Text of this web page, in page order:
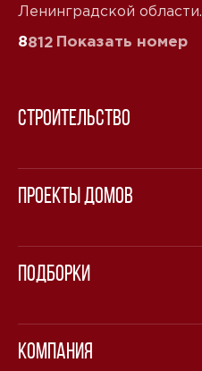
Ленинградской области.
8812 Показать номер
Строительство
Проекты домов
Подборки
Компания